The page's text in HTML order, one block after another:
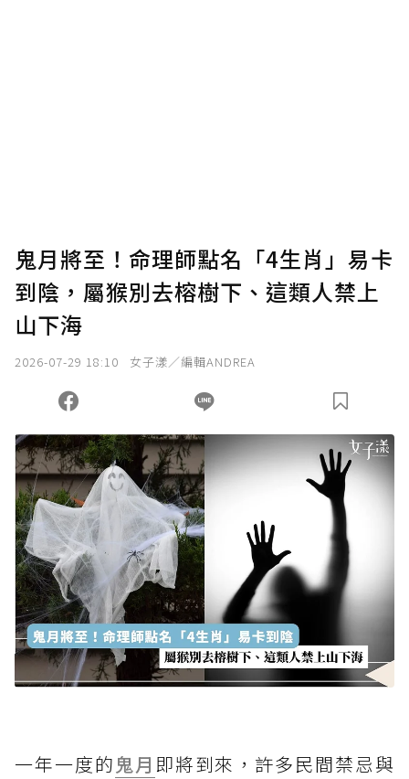
確認送出
您當前剩餘 U 利點數：0點；前往 購買點數
鬼月將至！命理師點名「4生肖」易卡
到陰，屬猴別去榕樹下、這類人禁上
山下海
2026-07-29 18:10 女子漾／編輯ANDREA
一年一度的鬼月 即將到來，許多民間禁忌與